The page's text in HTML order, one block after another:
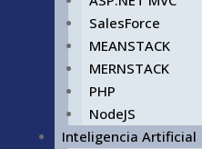
SalesForce
MEANSTACK
MERNSTACK
PHP
NodeJS
Inteligencia Artificial